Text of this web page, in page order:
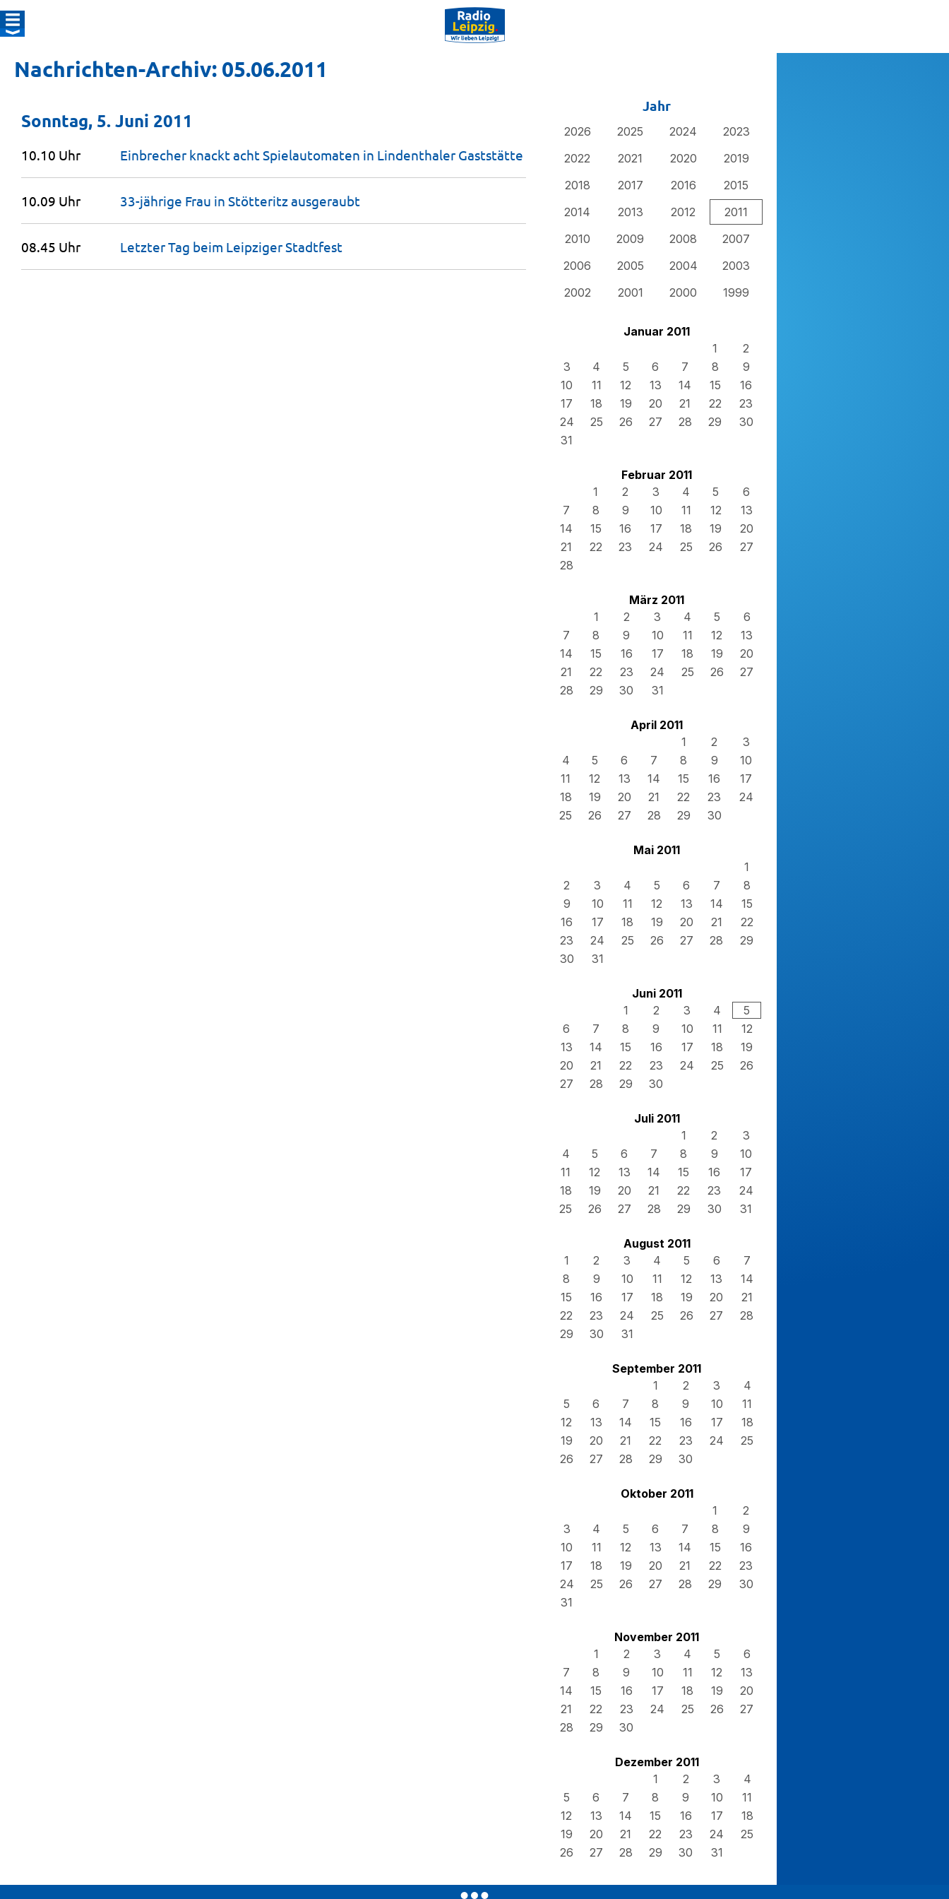
Nachrichten-Archiv: 05.06.2011
Jahr
2026 2025 2024
2023
2022
2021 2020
2019
2018
2017 2016
2015
2014
2013 2012
2011
2010
2009 2008
2007
2006
2005 2004
2003
2002
2001 2000 1999
Januar 2011
1
2
3
4 5 6 7 8
9
10
11 12 13 14 15
16
17
18 19 20 21 22
23
24
25 26 27 28 29
30
31
Februar 2011
1
2 3 4 5
6
7
8 9 10 11 12
13
14
15 16 17 18 19
20
21
22 23 24 25 26
27
28
März 2011
1
2 3 4 5
6
7
8 9 10 11 12
13
14
15 16 17 18 19
20
21
22 23 24 25 26
27
28
29 30 31
April 2011
1
2
3
4
5 6 7 8 9
10
11
12 13 14 15 16
17
18
19 20 21 22 23
24
25
26 27 28 29 30
Mai 2011
1
2
3 4 5 6 7
8
9
10 11 12 13 14
15
16
17 18 19 20 21
22
23
24 25 26 27 28
29
30
31
Juni 2011
1
2 3 4
5
6
7 8 9 10 11
12
13
14 15 16 17 18
19
20
21 22 23 24 25
26
27
28 29 30
Juli 2011
1
2
3
4
5 6 7 8 9
10
11
12 13 14 15 16
17
18
19 20 21 22 23
24
25
26 27 28 29 30 31
August 2011
1
2 3 4 5 6
7
8
9 10 11 12 13
14
15
16 17 18 19 20
21
22
23 24 25 26 27
28
29
30 31
September 2011
1
2 3
4
5
6 7 8 9 10
11
12
13 14 15 16 17
18
19
20 21 22 23 24
25
26
27 28 29 30
Oktober 2011
1
2
3
4 5 6 7 8
9
10
11 12 13 14 15
16
17
18 19 20 21 22
23
24
25 26 27 28 29
30
31
November 2011
1
2 3 4 5
6
7
8 9 10 11 12
13
14
15 16 17 18 19
20
21
22 23 24 25 26
27
28
29 30
Dezember 2011
1
2 3
4
5
6 7 8 9 10
11
12
13 14 15 16 17
18
19
20 21 22 23 24
25
26
27 28 29 30 31
Sonntag, 5. Juni 2011
10.10 Uhr Einbrecher knackt acht Spielautomaten in Lindenthaler Gaststätte
10.09 Uhr 33-jährige Frau in Stötteritzausgeraubt
08.45 Uhr Letzter Tag beim LeipzigerStadtfest